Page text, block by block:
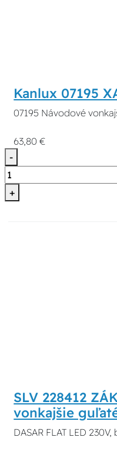
Kanlux 07195
07195 Návodové
63,80 €
-
+
SLV 228412
vonkajšie
DASAR FLAT LED